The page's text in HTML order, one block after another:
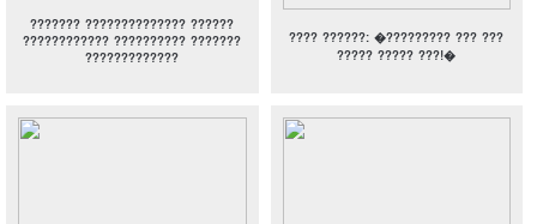
??????? ?????????????? ??????
???????????? ?????????? ???????
?????????????
???? ??????: �????????? ??? ???
????? ????? ???!�